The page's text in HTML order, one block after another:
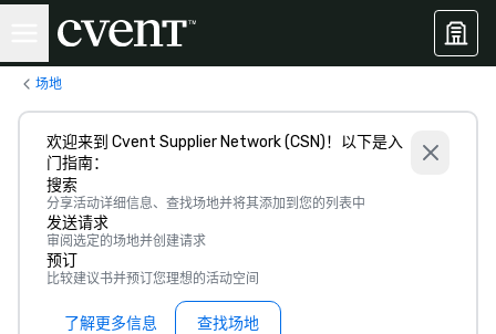
场地
欢迎来到 Cvent Supplier Network (CSN)！以下是入
门指南：
搜索
分享活动详细信息、查找场地并将其添加到您的列表中
发送请求
审阅选定的场地并创建请求
预订
比较建议书并预订您理想的活动空间
了解更多信息 查找场地